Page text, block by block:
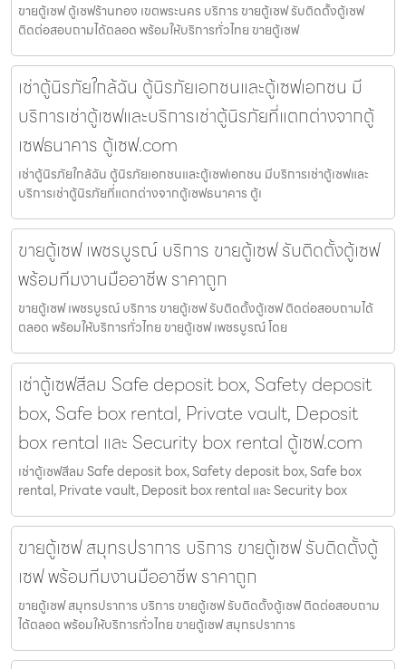
ขายตู้เซฟ ตู้เซฟร้านทอง เขตพระนคร บริการ ขายตู้เซฟ รับติดตั้งตู้เซฟ
ติดต่อสอบถามได้ตลอด พร้อมให้บริการทั่วไทย ขายตู้เซฟ
เช่าตู้นิรภัยใกล้ฉัน ตู้นิรภัยเอกชนและตู้เซฟเอกชน มี
บริการเช่าตู้เซฟและบริการเช่าตู้นิรภัยที่แตกต่างจากตู้
เซฟธนาคาร ตู้เซฟ.com
เช่าตู้นิรภัยใกล้ฉัน ตู้นิรภัยเอกชนและตู้เซฟเอกชน มีบริการเช่าตู้เซฟและ
บริการเช่าตู้นิรภัยที่แตกต่างจากตู้เซฟธนาคาร ตู้เ
ขายตู้เซฟ เพชรบูรณ์ บริการ ขายตู้เซฟ รับติดตั้งตู้เซฟ
พร้อมทีมงานมืออาชีพ ราคาถูก
ขายตู้เซฟ เพชรบูรณ์ บริการ ขายตู้เซฟ รับติดตั้งตู้เซฟ ติดต่อสอบถามได้
ตลอด พร้อมให้บริการทั่วไทย ขายตู้เซฟ เพชรบูรณ์ โดย
เช่าตู้เซฟสีลม Safe deposit box, Safety deposit
box, Safe box rental, Private vault, Deposit
box rental และ Security box rental ตู้เซฟ.com
เช่าตู้เซฟสีลม Safe deposit box, Safety deposit box, Safe box
rental, Private vault, Deposit box rental และ Security box
ขายตู้เซฟ สมุทรปราการ บริการ ขายตู้เซฟ รับติดตั้งตู้
เซฟ พร้อมทีมงานมืออาชีพ ราคาถูก
ขายตู้เซฟ สมุทรปราการ บริการ ขายตู้เซฟ รับติดตั้งตู้เซฟ ติดต่อสอบถาม
ได้ตลอด พร้อมให้บริการทั่วไทย ขายตู้เซฟ สมุทรปราการ